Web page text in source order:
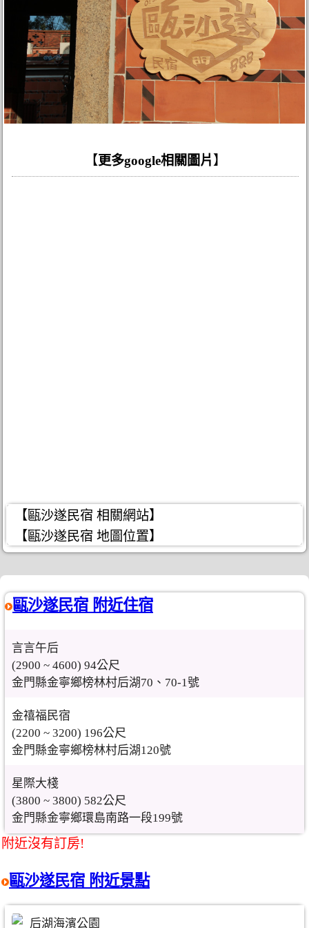
【 更多google相關圖片 】
【甌沙遂民宿 相關網站】
【甌沙遂民宿 地圖位置】
甌沙遂民宿 附近住宿
言言午后
(2900 ~ 4600) 94公尺
金門縣金寧鄉榜林村后湖70、70-1號
金禧福民宿
(2200 ~ 3200) 196公尺
金門縣金寧鄉榜林村后湖120號
星際大棧
(3800 ~ 3800) 582公尺
金門縣金寧鄉環島南路一段199號
附近沒有訂房!
甌沙遂民宿 附近景點
后湖海濱公園